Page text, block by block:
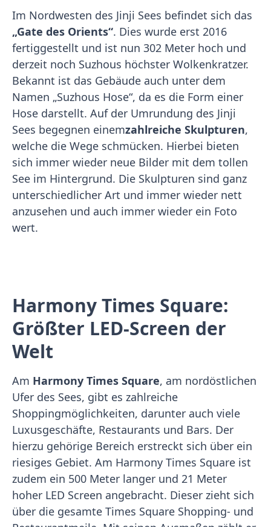
Im Nordwesten des Jinji Sees befindet sich das
„Gate des Orients“. Dies wurde erst 2016
fertiggestellt und ist nun 302 Meter hoch und
derzeit noch Suzhous höchster Wolkenkratzer.
Bekannt ist das Gebäude auch unter dem
Namen „Suzhous Hose“, da es die Form einer
Hose darstellt. Auf der Umrundung des Jinji
Sees begegnen einemzahlreiche Skulpturen,
welche die Wege schmücken. Hierbei bieten
sich immer wieder neue Bilder mit dem tollen
See im Hintergrund. Die Skulpturen sind ganz
unterschiedlicher Art und immer wieder nett
anzusehen und auch immer wieder ein Foto
wert.
Harmony Times Square:
Größter LED-Screen der
Welt
Am Harmony Times Square, am nordöstlichen
Ufer des Sees, gibt es zahlreiche
Shoppingmöglichkeiten, darunter auch viele
Luxusgeschäfte, Restaurants und Bars. Der
hierzu gehörige Bereich erstreckt sich über ein
riesiges Gebiet. Am Harmony Times Square ist
zudem ein 500 Meter langer und 21 Meter
hoher LED Screen angebracht. Dieser zieht sich
über die gesamte Times Square Shopping- und